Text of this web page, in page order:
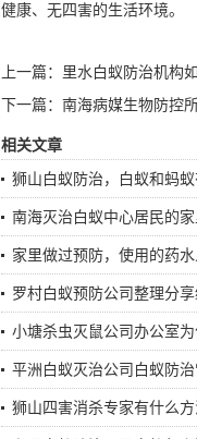
健康、无四害的生活环境。
上一篇： 里水白蚁防治机构
下一篇： 南海病媒生物防控
相关文章
狮山白蚁防治，白蚁和蚂蚁
南海灭治白蚁中心居民的
家里做过预防，使用的药水
罗村白蚁预防公司整理分
小塘杀虫灭鼠公司办公室
平洲白蚁灭治公司白蚁防
狮山四害消杀专家有什么